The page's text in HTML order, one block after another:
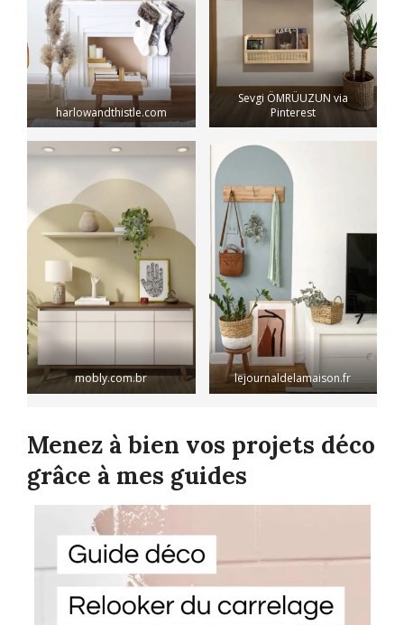
harlowandthistle.com
Sevgi ÖMRÜUZUN via
Pinterest
mobly.com.br lejournaldelamaison.fr
Menez à bien vos projets déco
grâce à mes guides